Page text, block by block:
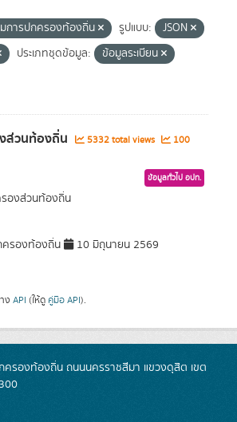
มการปกครองท้องถิ่น รูปแบบ:
JSON
ประเภทชุดข้อมูล:
ข้อมูลระเบียน
ส่วนท้องถิ่น 5332 total views
100
ข้อมูลทั่วไป อปท.
องส่วนท้องถิ่น
ครองท้องถิ่น 10 มิถุนายน 2569
ง API (ให้ดู คู่มือ API).
ครองท้องถิ่น ถนนนครราชสีมา แขวงดุสิต เขต